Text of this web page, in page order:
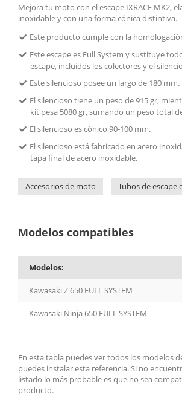
Mejora tu moto con el escape IXRACE MK2,
inoxidable y con una forma cónica distintiva.
Este producto cumple con la
Este escape es Full System y sustituye
escape, incluidos los colectores y el
Este silencioso posee un largo de 180 mm.
El silencioso tiene un peso de 915 gr,
kit pesa 5080 gr, sumando un peso total
El silencioso es cónico 90-100 mm.
El silencioso está fabricado en acero
tapa final de acero inoxidable.
Accesorios de moto Tubos de escape
Modelos compatibles
Modelos:
Kawasaki Z 650 FULL SYSTEM
Kawasaki Ninja 650 FULL SYSTEM
En esta tabla puedes ver todos los modelos
puedes instalar esta referencia. Si no
listado lo más probable es que no sea
producto.